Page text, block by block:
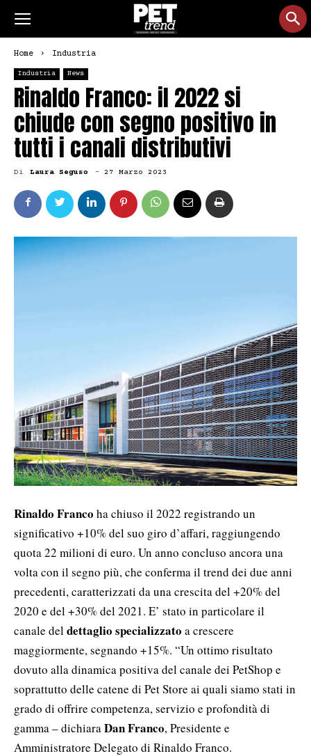
Home Industria
Industria News
Rinaldo Franco: il 2022 si
chiude con segno positivo in
tutti i canali distributivi
Di Laura Seguso - 27 Marzo 2023
Rinaldo Franco ha chiuso il 2022 registrando un
significativo +10% del suo giro d’affari, raggiungendo
quota 22 milioni di euro. Un anno concluso ancora una
volta con il segno più, che conferma il trend dei due anni
precedenti, caratterizzati da una crescita del +20% del
2020 e del +30% del 2021. E’ stato in particolare il
canale del dettaglio specializzato a crescere
maggiormente, segnando +15%. “Un ottimo risultato
dovuto alla dinamica positiva del canale dei PetShop e
soprattutto delle catene di Pet Store ai quali siamo stati in
grado di offrire competenza, servizio e profondità di
gamma – dichiara Dan Franco, Presidente e
Amministratore Delegato di Rinaldo Franco.